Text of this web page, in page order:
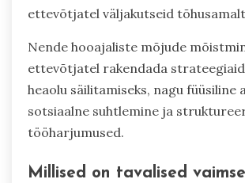
ettevõtjatel väljakutseid
Nende hooajaliste mõjude
ettevõtjatel rakendada
heaolu säilitamiseks, nagu füüsiline
sotsiaalne suhtlemine ja
tööharjumused.
Millised on tavalised